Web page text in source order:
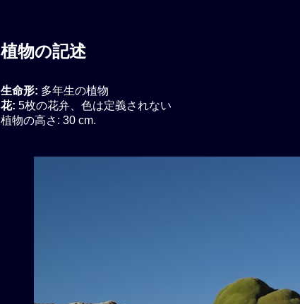
植物の記述
生命形: 多年生の植物
花: 5枚の花弁、色は定義されない
植物の高さ: 30 cm.